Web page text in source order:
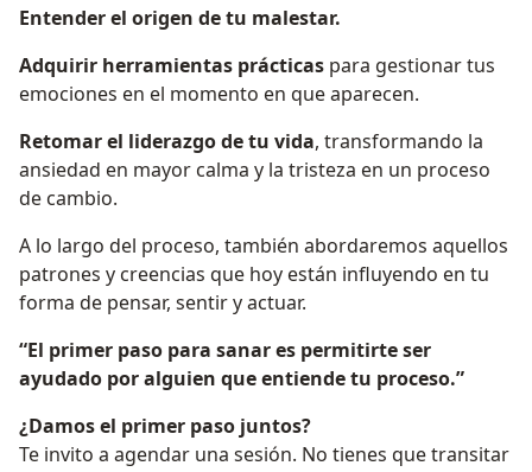
Entender el origen de tu malestar.
Adquirir herramientas prácticas para gestionar tus
emociones en el momento en que aparecen.
Retomar el liderazgo de tu vida, transformando la
ansiedad en mayor calma y la tristeza en un proceso
de cambio.
A lo largo del proceso, también abordaremos aquellos
patrones y creencias que hoy están influyendo en tu
forma de pensar, sentir y actuar.
“El primer paso para sanar es permitirte ser
ayudado por alguien que entiende tu proceso.”
¿Damos el primer paso juntos?
Te invito a agendar una sesión. No tienes que transitar